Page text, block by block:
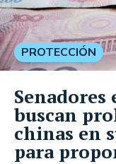
PROTECCIÓN
Senadores
buscan
chinas en
para